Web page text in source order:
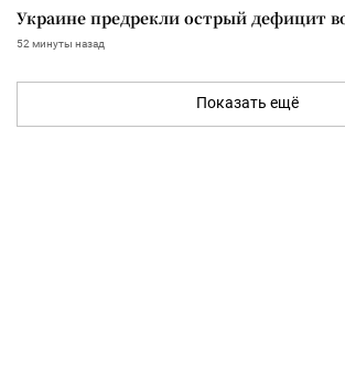
Украине предрекли острый дефицит
52 минуты назад
Показать ещё